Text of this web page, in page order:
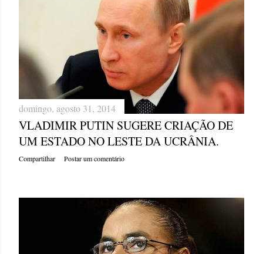
domingo, agosto 31, 2014
VLADIMIR PUTIN SUGERE CRIAÇÃO DE
UM ESTADO NO LESTE DA UCRÂNIA.
Compartilhar Postar um comentário